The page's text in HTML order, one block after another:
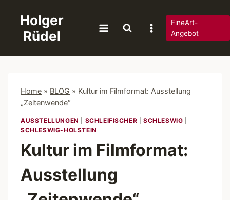
springen
Holger
Rüdel
FineArt-
Angebot
Home » BLOG » Kultur im Filmformat: Ausstellung
„Zeitenwende“
AUSSTELLUNGEN SCHLEIFISCHER |SCHLESWIG
SCHLESWIG-HOLSTEIN
Kultur im Filmformat:
Ausstellung